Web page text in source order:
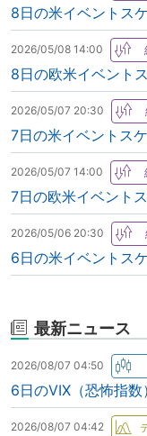
8日の米イベントス
2026/05/08 14:00
8日の欧米イベント
2026/05/07 20:30
7日の米イベントス
2026/05/07 14:00
7日の欧米イベント
2026/05/06 20:30
6日の米イベントス
最新ニュース
2026/08/07 04:50
6日のVIX（恐怖指数
2026/08/07 04:42